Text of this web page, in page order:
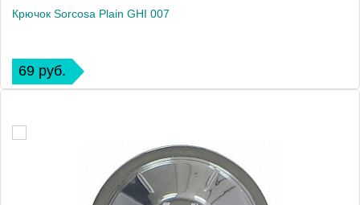
Крючок Sorcosa Plain GHI 007
69 руб.